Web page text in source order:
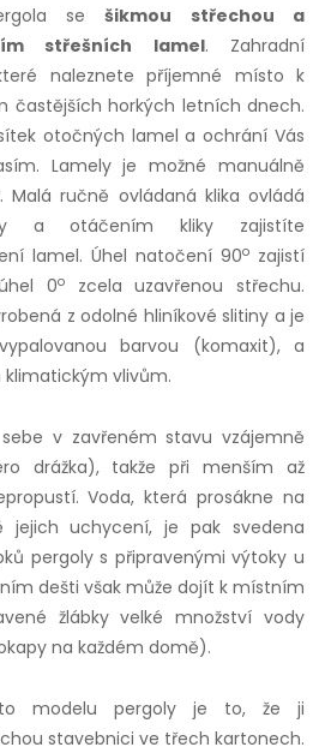
sešikmou střechou a
střešních lamel. Zahradní
naleznete příjemné místo k
častějších horkých letních dnech.
otočných lamel a ochrání Vás
Lamely je možné manuálně
. Malá ručně ovládaná klika ovládá
a otáčením kliky zajistíte
lamel. Úhel natočení 90o zajistí
0ozcela uzavřenou střechu.
z odolné hliníkové slitiny a je
barvou (komaxit), a
vlivům.
v zavřeném stavu vzájemně
drážka), takže při menším až
Voda, která prosákne na
uchycení, je pak svedena
pergoly s připravenými výtoky u
dešti však může dojít k místním
žlábky velké množství vody
na každém domě).
modelu pergoly je to, že ji
stavebnici ve třech kartonech.